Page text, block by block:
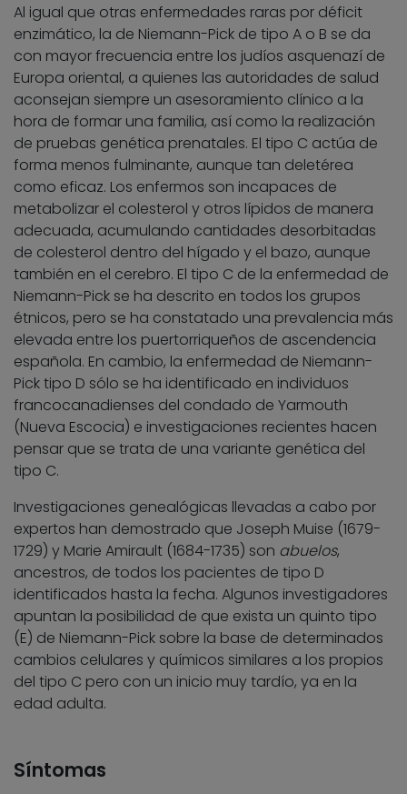
Al igual que otras enfermedades raras por déficit
enzimático, la de Niemann-Pick de tipo A o B se da
con mayor frecuencia entre los judíos asquenazí de
Europa oriental, a quienes las autoridades de salud
aconsejan siempre un asesoramiento clínico a la
hora de formar una familia, así como la realización
de pruebas genética prenatales. El tipo C actúa de
forma menos fulminante, aunque tan deletérea
como eficaz. Los enfermos son incapaces de
metabolizar el colesterol y otros lípidos de manera
adecuada, acumulando cantidades desorbitadas
de colesterol dentro del hígado y el bazo, aunque
también en el cerebro. El tipo C de la enfermedad de
Niemann-Pick se ha descrito en todos los grupos
étnicos, pero se ha constatado una prevalencia más
elevada entre los puertorriqueños de ascendencia
española. En cambio, la enfermedad de Niemann-
Pick tipo D sólo se ha identificado en individuos
francocanadienses del condado de Yarmouth
(Nueva Escocia) e investigaciones recientes hacen
pensar que se trata de una variante genética del
tipo C.
Investigaciones genealógicas llevadas a cabo por
expertos han demostrado que Joseph Muise (1679-
1729) y Marie Amirault (1684-1735) son abuelos,
ancestros, de todos los pacientes de tipo D
identificados hasta la fecha. Algunos investigadores
apuntan la posibilidad de que exista un quinto tipo
(E) de Niemann-Pick sobre la base de determinados
cambios celulares y químicos similares a los propios
del tipo C pero con un inicio muy tardío, ya en la
edad adulta.
Síntomas